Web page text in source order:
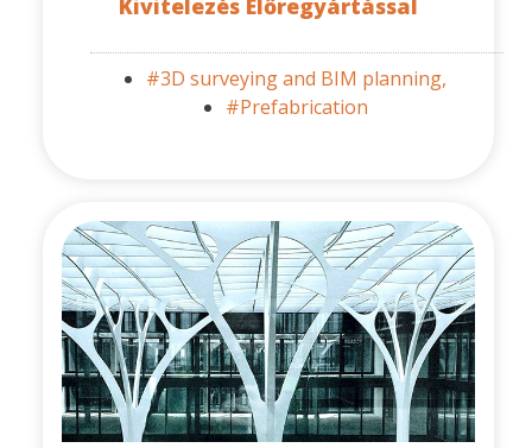
Kivitelezés Előregyártással
#3D surveying and BIM planning,
#Prefabrication